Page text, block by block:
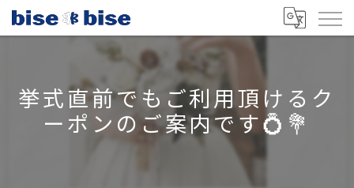
挙式直前でもご利用頂けるク
ーポンのご案内です💍💐